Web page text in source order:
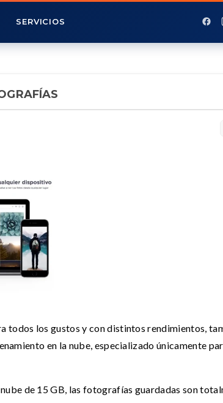
SERVICIOS
todos los gustos y con distintos rendimientos,
en la nube, especializado únicamente
de 15 GB, las fotografías guardadas son